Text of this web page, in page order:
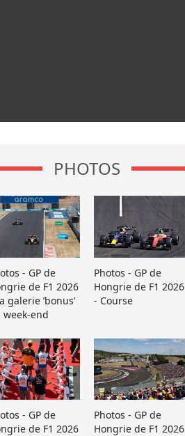
PHOTOS
- GP de
de F1 2026
galerie ’bonus’
week-end
Photos - GP de
Hongrie de F1 2026
- Course
- GP de
de F1 2026
Photos - GP de
Hongrie de F1 2026